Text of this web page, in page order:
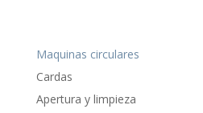
Maquinas circulares
Cardas
Apertura y limpieza